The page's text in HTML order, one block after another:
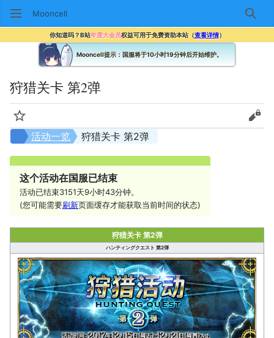
Mooncell 搜索
你知道吗？B站年度大会员权益可用于免费资助本站（查看详情）
Mooncell提示：国服将于10小时19分钟后开始维护。
狩猎关卡 第2弹
监视 查看
狩猎关卡 第2弹
活动一览
这个活动在国服已结束
活动已结束3151天9小时43分钟。
(您可能需要刷新页面缓存才能获取当前时间的状态)
狩猎关卡 第2弹
ハンティングクエスト 第2弾